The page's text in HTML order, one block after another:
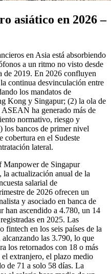
asiático en 2026 –
en Asia está absorbiendo
a un ritmo no visto desde
de 2019. En 2026 confluyen
continua desvinculación entre
los mandatos de
Kong y Singapur; (2) la ola de
ha generado más de
normativo, riesgo y
los bancos de primer nivel
cobertura en el Sudeste
lateral.
Manpower de Singapur
actualización anual de la
salarial de
de 2026 ofrecen un
y asociado en banca de
ascendido a 4.780, un 14
en 2025. Las
fintech en los seis países de la
las 3.790, lo que
los retornados con 18 o más
extranjero, el plazo medio
de 71 a solo 58 días. La